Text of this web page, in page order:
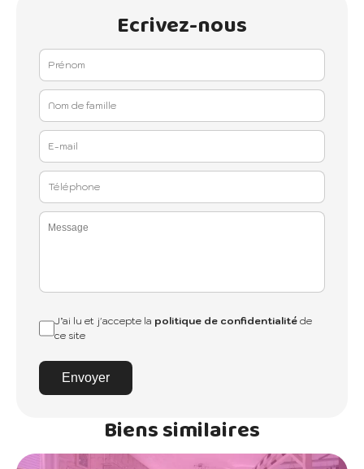
Ecrivez-nous
J’ai lu et j'accepte la politique de confidentialitéde
ce site
Envoyer
Biens similaires